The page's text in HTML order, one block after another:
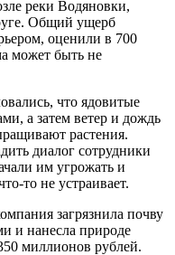
реки Водяновки,
Общий ущерб
оценили в 700
может быть не
что ядовитые
а затем ветер и дождь
растения.
диалог сотрудники
им угрожать и
то не устраивает.
загрязнила почву
и нанесла природе
миллионов рублей.